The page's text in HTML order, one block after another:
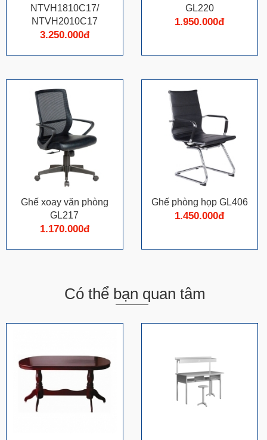
NTVH1810C17/
NTVH2010C17
3.250.000đ
GL220
1.950.000đ
Ghế xoay văn phòng
GL217
1.170.000đ
Ghế phòng họp GL406
1.450.000đ
Có thể bạn quan tâm